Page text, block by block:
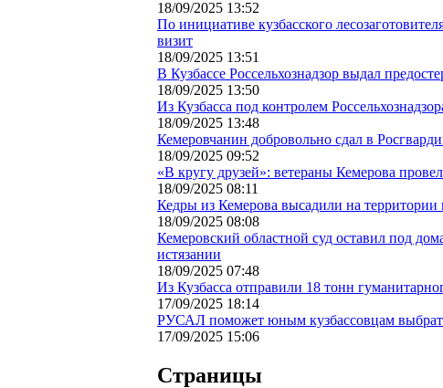
18/09/2025 13:52
По инициативе кузбасского
визит
18/09/2025 13:51
В Кузбассе Россельхознадзор выдал
18/09/2025 13:50
Из Кузбасса под контролем
18/09/2025 13:48
Кемеровчанин добровольно сдал в
18/09/2025 09:52
«В кругу друзей»: ветераны Кемерова
18/09/2025 08:11
Кедры из Кемерова высадили на
18/09/2025 08:08
Кемеровский областной суд оставил под
истязании
18/09/2025 07:48
Из Кузбасса отправили 18 тонн
17/09/2025 18:14
РУСАЛ поможет юным кузбассовцам
17/09/2025 15:06
Страницы